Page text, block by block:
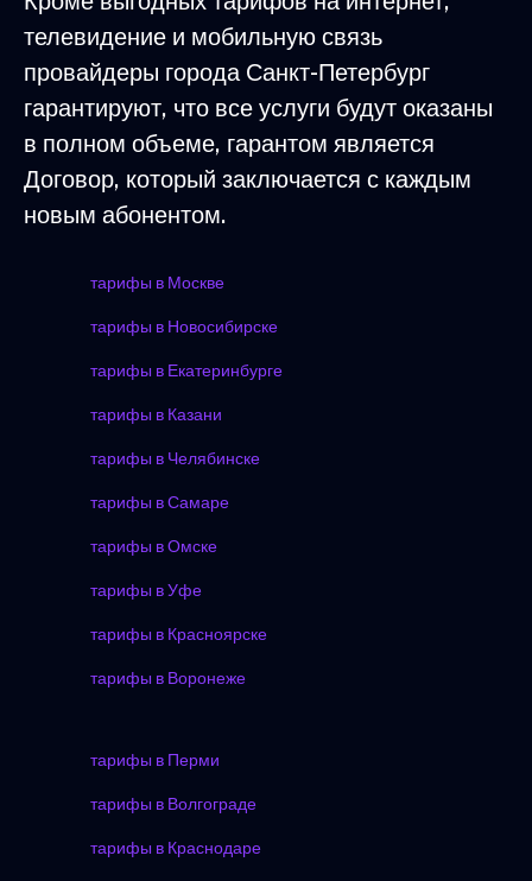
телевидение и мобильную связь
провайдеры города Санкт-Петербург
гарантируют, что все услуги будут оказаны
в полном объеме, гарантом является
Договор, который заключается с каждым
новым абонентом.
тарифы в Москве
тарифы в Новосибирске
тарифы в Екатеринбурге
тарифы в Казани
тарифы в Челябинске
тарифы в Самаре
тарифы в Омске
тарифы в Уфе
тарифы в Красноярске
тарифы в Воронеже
тарифы в Перми
тарифы в Волгограде
тарифы в Краснодаре